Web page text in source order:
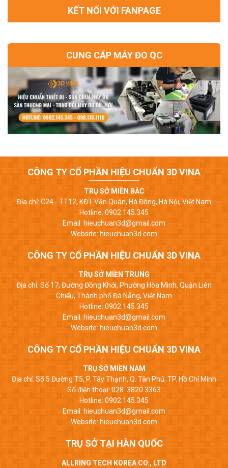
KẾT NỐI VỚI FANPAGE
CUNG CẤP MÁY ĐO QC
CÔNG TY CỔ PHẦN HIỆU CHUẨN 3D VINA
TRỤ SỞ MIỀN BẮC
Địa chỉ: C24 - TT12, KĐT Văn Quán, Hà Đông, Hà Nội, Việt Nam
Hotline: 0902.145.345
Email: hieuchuan3d@gmail.com
Website: hieuchuan3d.com
CÔNG TY CỔ PHẦN HIỆU CHUẨN 3D VINA
TRỤ SỞ MIỀN TRUNG
Địa chỉ: Số 17, Đường Đồng Khởi, Phường Hòa Minh, Quận Liên
Chiểu, Thành phố Đà Nẵng, Việt Nam
Hotline: 0902.145.345
Email: hieuchuan3d@gmail.com
Website: hieuchuan3d.com
CÔNG TY CỔ PHẦN HIỆU CHUẨN 3D VINA
TRỤ SỞ MIỀN NAM
Địa chỉ: Số 5 Đường T5, P. Tây Thạnh, Q. Tân Phú, TP. Hồ Chí Minh
Số điện thoại: 028. 3820 3363
Hotline: 0902.145.345
Email: hieuchuan3d@gmail.com
Website: hieuchuan3d.com
TRỤ SỞ TẠI HÀN QUỐC
ALLRING TECH KOREA CO., LTD